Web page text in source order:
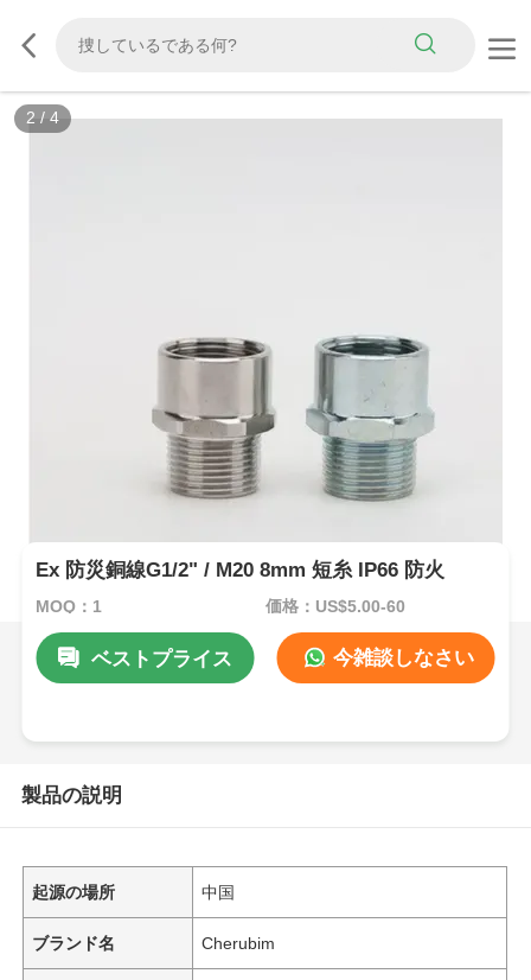
2 / 4
Ex 防災銅線G1/2" / M20 8mm 短糸 IP66 防火
MOQ：1 価格：US$5.00-60
ベストプライス 今雑談しなさい
製品の説明
起源の場所 中国
ブランド名 Cherubim